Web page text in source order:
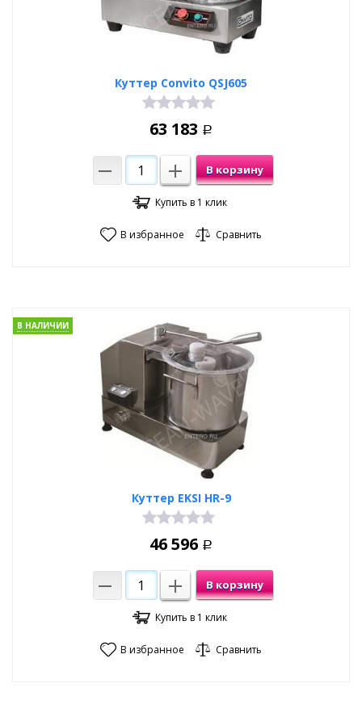
Куттер Convito QSJ605
63 183 Р
В корзину
Купить в 1 клик
В избранное Сравнить
Куттер EKSI HR-9
В НАЛИЧИИ
46 596 Р
В корзину
Купить в 1 клик
В избранное Сравнить